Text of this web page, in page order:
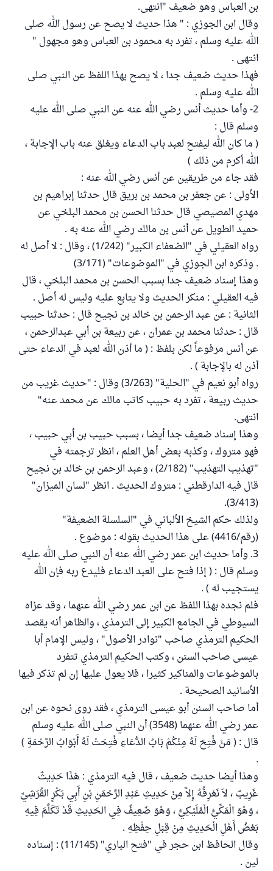
بن العباس وهو ضعيف "انتهى.
وقال ابن الجوزي : " هذا حديث لا يصح عن رسول الله صلى
الله عليه وسلم ، تفرد به محمود بن العباس وهو مجهول "
انتهى .
فهذا حديث ضعيف جدا ، لا يصح بهذا اللفظ عن النبي صلى
الله عليه وسلم .
2- وأما حديث أنس رضي الله عنه عن النبي صلى الله عليه
وسلم قال :
( ما كان الله ليفتح لعبد باب الدعاء ويغلق عنه باب الإجابة ،
الله أكرم من ذلك )
فقد جاء من طريقين عن أنس رضي الله عنه :
الأولى : عن جعفر بن محمد بن بريق قال حدثنا إبراهيم بن
مهدي المصيصي قال حدثنا الحسن بن محمد البلخي عن
حميد الطويل عن أنس بن مالك رضي الله عنه به .
رواه العقيلي في "الضعفاء الكبير" (1/242) ، وقال : لا أصل له
. وذكره ابن الجوزي في "الموضوعات" (3/171)
وهذا إسناد ضعيف جدا بسبب الحسن بن محمد البلخي ، قال
فيه العقيلي : منكر الحديث ولا يتابع عليه وليس له أصل .
الثانية : عن عبد الرحمن بن خالد بن نجيح قال : حدثنا حبيب
قال : حدثنا محمد بن عمران ، عن ربيعة بن أبي عبدالرحمن ،
عن أنس مرفوعاً لكن بلفظ : ( ما أذن الله لعبد في الدعاء حتى
أذن له بالإجابة ) .
رواه أبو نعيم في "الحلية" (3/263) وقال : "حديث غريب من
حديث ربيعة ، تفرد به حبيب كاتب مالك عن محمد عنه"
انتهى.
وهذا إسناد ضعيف جدا أيضا ، بسبب حبيب بن أبي حبيب ،
فهو متروك ، وكذبه بعض أهل العلم ، انظر ترجمته في
"تهذيب التهذيب" (2/182) ، وعبد الرحمن بن خالد بن نجيح
قال فيه الدارقطني : متروك الحديث . انظر "لسان الميزان"
(3/413).
ولذلك حكم الشيخ الألباني في "السلسلة الضعيفة"
(رقم/4416) على هذا الحديث بقوله : موضوع .
3. وأما حديث ابن عمر رضي الله عنه أن النبي صلى الله عليه
وسلم قال : ( إذا فتح على العبد الدعاء فليدع ربه فإن الله
يستجيب له ) .
فلم نجده بهذا اللفظ عن ابن عمر رضي الله عنهما ، وقد عزاه
السيوطي في الجامع الكبير إلى الترمذي ، والظاهر أنه يقصد
الحكيم الترمذي صاحب "نوادر الأصول" ، وليس الإمام أبا
عيسى صاحب السنن ، وكتب الحكيم الترمذي تتفرد
بالموضوعات والمناكير كثيرا ، فلا يعول عليها إن لم تذكر فيها
الأسانيد الصحيحة .
أما صاحب السنن أبو عيسى الترمذي ، فقد روى نحوه عن ابن
عمر رضي الله عنهما (3548) أن النبي صلى الله عليه وسلم
قال : ( مَنْ فُتِحَ لَهُ مِنْكُمْ بَابُ الدُّعَاءِ فُتِحَتْ لَهُ أَبْوَابُ الرَّحْمَةِ )
.
وهذا أيضا حديث ضعيف ، قال فيه الترمذي : هَذَا حَدِيثٌ
غَرِيبٌ ، لاَ نَعْرِفُهُ إِلاَّ مِنْ حَدِيثِ عَبْدِ الرَّحْمَنِ بْنِ أَبِي بَكْرٍ القُرَشِيِّ
، وَهُوَ الْمَكِّيُّ الْمُلَيْكِيُّ ، وَهُوَ ضَعِيفٌ فِي الحَدِيثِ قَدْ تَكَلَّمَ فِيهِ
بَعْضُ أَهْلِ الْحَدِيثِ مِنْ قِبَلِ حِفْظِهِ .
وقال الحافظ ابن حجر في "فتح الباري" (11/145) : إسناده
لين .